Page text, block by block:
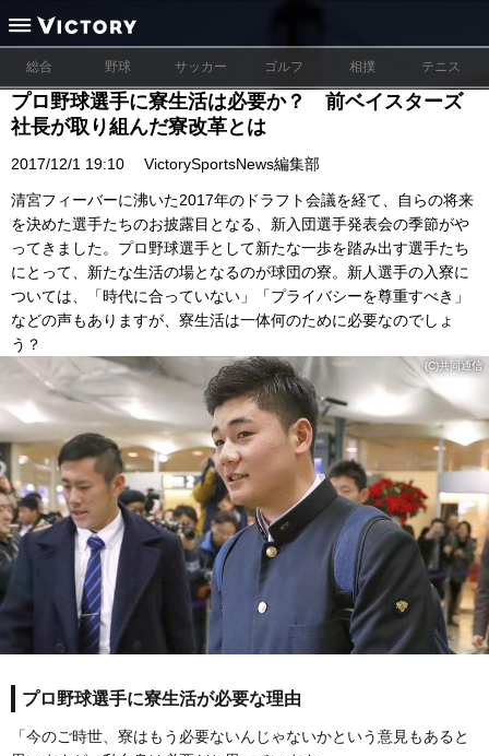
総合 野球 サッカー ゴルフ 相撲 テニス
プロ野球選手に寮生活は必要か？ 前ベイスターズ
社長が取り組んだ寮改革とは
2017/12/1 19:10 VictorySportsNews編集部
清宮フィーバーに沸いた2017年のドラフト会議を経て、自らの将来
を決めた選手たちのお披露目となる、新入団選手発表会の季節がや
ってきました。プロ野球選手として新たな一歩を踏み出す選手たち
にとって、新たな生活の場となるのが球団の寮。新人選手の入寮に
ついては、「時代に合っていない」「プライバシーを尊重すべき」
などの声もありますが、寮生活は一体何のために必要なのでしょ
う？
(C)共同通信
プロ野球選手に寮生活が必要な理由
「今のご時世、寮はもう必要ないんじゃないかという意見もあると